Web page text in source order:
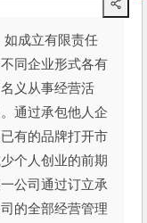
成立有限责任
同企业形式各有
义从事经营活
通过承包他人企
有的品牌打开市
个人创业的前期
公司通过订立承
的全部经营管理